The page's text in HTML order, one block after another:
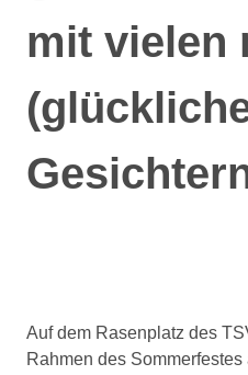
mit vielen
Auf dem Rasenplatz des
Rahmen des